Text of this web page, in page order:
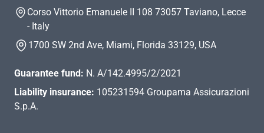
Corso Vittorio Emanuele II 108 73057 Taviano, Lecce
- Italy
1700 SW 2nd Ave, Miami, Florida 33129, USA
Guarantee fund: N. A/142.4995/2/2021
Liability insurance: 105231594 Groupama Assicurazioni
S.p.A.